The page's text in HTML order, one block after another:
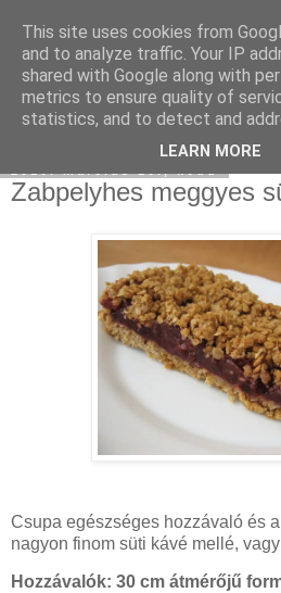
Moha Konyha
Zabpelyhes meggyes
Csupa egészséges hozzávaló és
nagyon finom süti kávé mellé,
Hozzávalók: 30 cm átmérőjű
This site uses cookies from
and to analyze traffic. Your IP
shared with Google along with
metrics to ensure quality of
statistics, and to detect and
LEARN MORE